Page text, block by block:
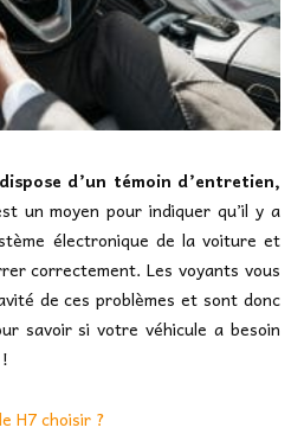
d’un témoin d’entretien,
un moyen pour indiquer qu’il y a
électronique de la voiture et
correctement. Les voyants vous
de ces problèmes et sont donc
savoir si votre véhicule a besoin
H7 choisir ?